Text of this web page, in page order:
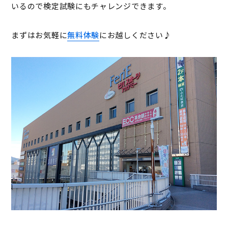
いるので検定試験にもチャレンジできます。
まずはお気軽に無料体験にお越しください♪